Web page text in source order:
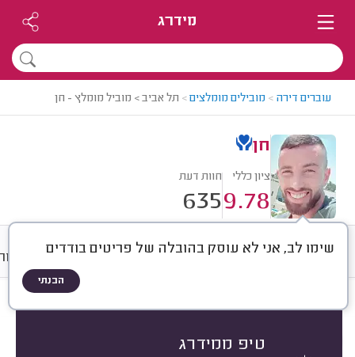
מידרג
עוברים דירה > מובילים מומלצים> תל אביב > מוביל מומלץ - חן
חן
ציון כללי
9.78
חוות דעת
635
שימו לב, אני לא עוסק בהובלה של פריטים בודדים
הבנתי
טיפ ממידרג
חוות דעת ממוצע גלריה
סוג שירות